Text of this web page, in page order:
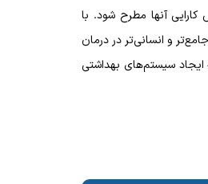
آنها مطرح شود. با
و انسانی‌تر در درمان
ایجاد سیستم‌های بهداشتی